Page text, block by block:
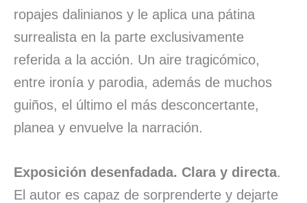
ropajes dalinianos y le aplica una pátina
surrealista en la parte exclusivamente
referida a la acción. Un aire tragicómico,
entre ironía y parodia, además de muchos
guiños, el último el más desconcertante,
planea y envuelve la narración.
Exposición desenfadada. Clara y directa.
El autor es capaz de sorprenderte y dejarte